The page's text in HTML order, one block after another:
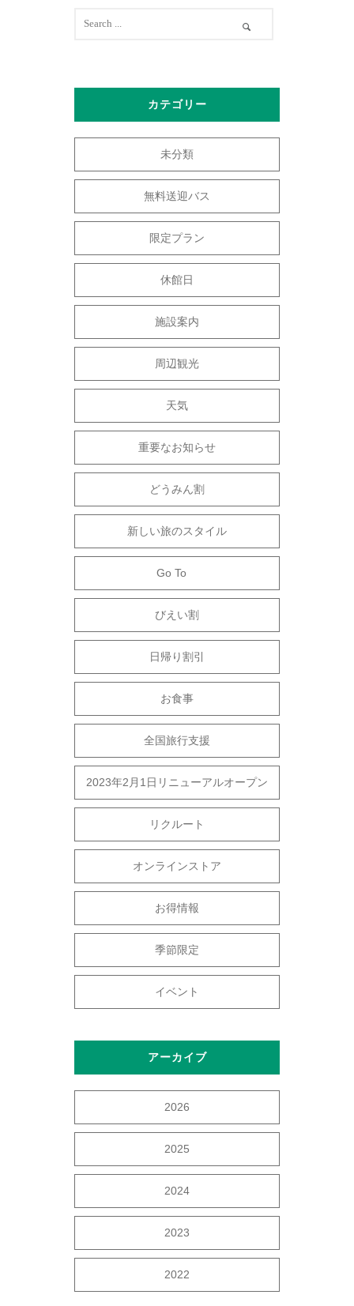
カテゴリー
未分類
無料送迎バス
限定プラン
休館日
施設案内
周辺観光
天気
重要なお知らせ
どうみん割
新しい旅のスタイル
Go To
びえい割
日帰り割引
お食事
全国旅行支援
2023年2月1日リニューアルオープン
リクルート
オンラインストア
お得情報
季節限定
イベント
アーカイブ
2026
2025
2024
2023
2022